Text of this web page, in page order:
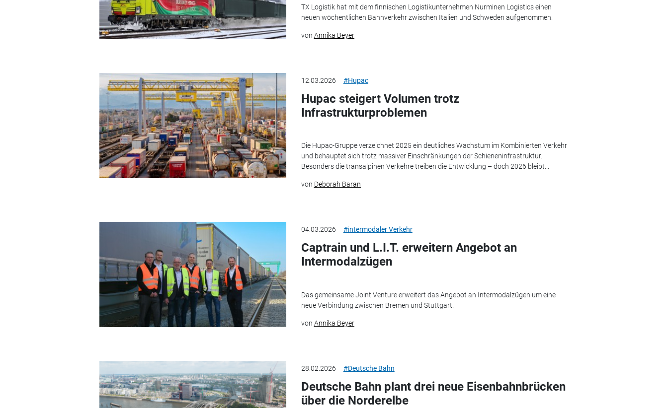
TX Logistik hat mit dem finnischen Logistikunternehmen Nurminen Logistics einen
neuen wöchentlichen Bahnverkehr zwischen Italien und Schweden aufgenommen.
von Annika Beyer
12.03.2026 #Hupac
Hupac steigert Volumen trotz
Infrastrukturproblemen
Die Hupac-Gruppe verzeichnet 2025 ein deutliches Wachstum im Kombinierten Verkehr
und behauptet sich trotz massiver Einschränkungen der Schieneninfrastruktur.
Besonders die transalpinen Verkehre treiben die Entwicklung – doch 2026 bleibt...
von Deborah Baran
04.03.2026 #intermodaler Verkehr
Captrain und L.I.T. erweitern Angebot an
Intermodalzügen
Das gemeinsame Joint Venture erweitert das Angebot an Intermodalzügen um eine
neue Verbindung zwischen Bremen und Stuttgart.
von Annika Beyer
28.02.2026 #Deutsche Bahn
Deutsche Bahn plant drei neue Eisenbahnbrücken
über die Norderelbe